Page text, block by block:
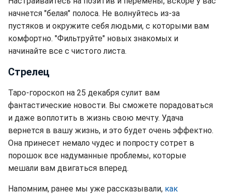
начнется "белая" полоса. Не волнуйтесь из-за
пустяков и окружите себя людьми, с которыми вам
комфортно. "Фильтруйте" новых знакомых и
начинайте все с чистого листа.
Стрелец
Таро-гороскоп на 25 декабря сулит вам
фантастические новости. Вы сможете порадоваться
и даже воплотить в жизнь свою мечту. Удача
вернется в вашу жизнь, и это будет очень эффектно.
Она принесет немало чудес и попросту сотрет в
порошок все надуманные проблемы, которые
мешали вам двигаться вперед.
Напомним, ранее мы уже рассказывали, как